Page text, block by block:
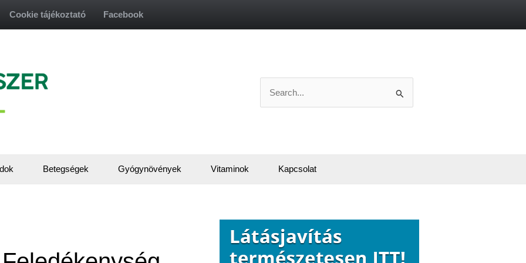
Cookie tájékoztató Facebook
for:
Betegségek Gyógynövények Vitaminok Kapcsolat